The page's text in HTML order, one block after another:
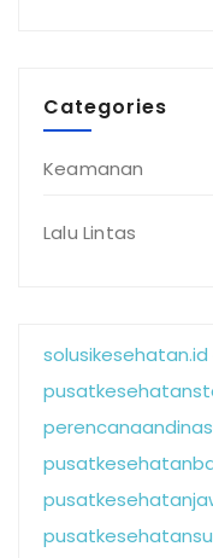
Categories
Keamanan
Lalu Lintas
solusikesehatan.id